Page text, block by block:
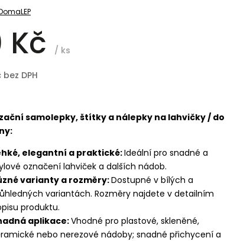
Kč / ks
bez DPH
samolepky, štítky a nálepky na lahvičky / do
elegantní a praktické:Ideální pro snadné a
označení lahviček a dalších nádob.
varianty a rozměry:Dostupné v bílých a
variantách. Rozměry najdete v detailním
produktu.
aplikace:Vhodné pro plastové, skleněné,
nebo nerezové nádoby; snadné přichycení a